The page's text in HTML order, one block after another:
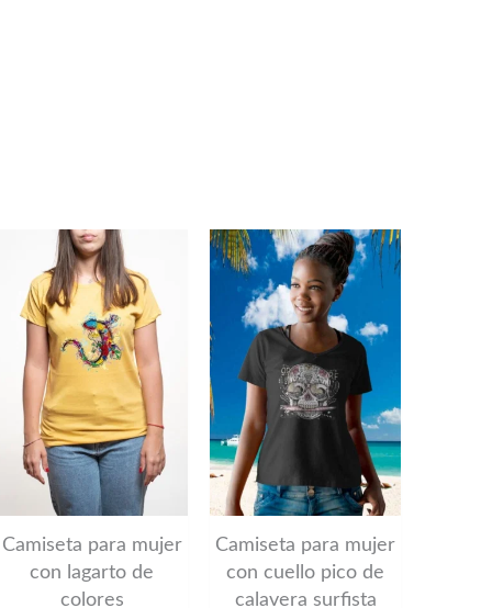
Camiseta para mujer
con lagarto de
colores
producto
tiene
múltiples
variantes.
Las
opciones
se
pueden
elegir
Camiseta para mujer
con cuello pico de
calavera surfista
Este
producto
tiene
múltiples
variantes.
Las
opciones
se
pueden
elegir